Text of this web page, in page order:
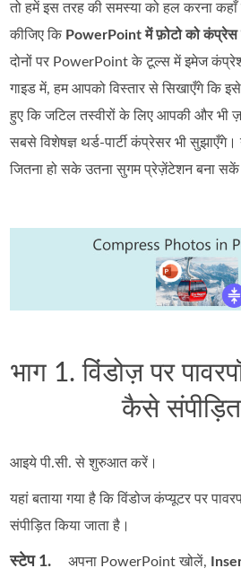
तो हमें इस तरह की समस्या को हल करना
कीजिए कि PowerPoint में फ़ोटो को
दोनों पर PowerPoint के टूल्स में इमेज
गाइड में, हम आपको विस्तार से सिखाएँगे कि
हुए कि जटिल तस्वीरों के लिए आपकी और भी
सबसे विशेषज्ञ थर्ड-पार्टी कंप्रेसर भी
जितना हो सके उतना सुगम प्रेज़ेंटेशन बना
भाग 1. विंडोज़ पर
कैसे
आइये पी.सी. से शुरुआत करें।
यहां बताया गया है कि विंडोज कंप्यूटर पर
संपीड़ित किया जाता है।
स्टेप 1. अपना PowerPoint खोलें,